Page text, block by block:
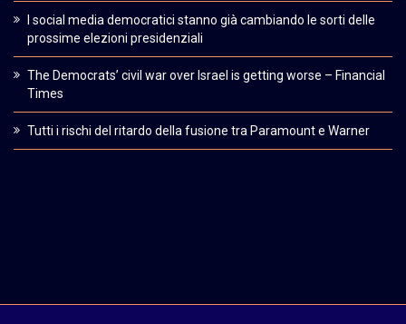
I social media democratici stanno già cambiando le sorti delle
prossime elezioni presidenziali
The Democrats’ civil war over Israel is getting worse – Financial
Times
Tutti i rischi del ritardo della fusione tra Paramount e Warner